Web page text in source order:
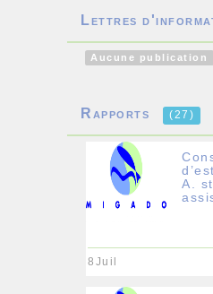
Lettres
Aucune publication
Rapports (27)
A.
8Juil